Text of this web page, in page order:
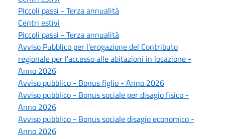
Piccoli passi - Terza annualità
Centri estivi
Piccoli passi - Terza annualità
Avviso Pubblico per l'erogazione del Contributo
regionale per l'accesso alle abitazioni in locazione -
Anno 2026
Avviso pubblico - Bonus figlio - Anno 2026
Avviso pubblico - Bonus sociale per disagio fisico -
Anno 2026
Avviso pubblico - Bonus sociale disagio economico -
Anno 2026